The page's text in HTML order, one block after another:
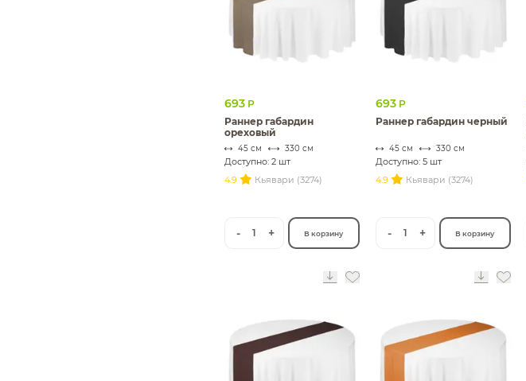
693 Р
Раннер габардин
ореховый
45 см 330 см
Доступно: 2 шт
4.9
Кьявари (3274)
- 1 + В корзину
693 Р
Раннер габардин черный
45 см 330 см
Доступно: 5 шт
4.9
Кьявари (3274)
- 1 + В корзину